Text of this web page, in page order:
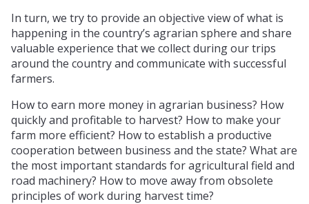
In turn, we try to provide an objective view of what is
happening in the country’s agrarian sphere and share
valuable experience that we collect during our trips
around the country and communicate with successful
farmers.
How to earn more money in agrarian business? How
quickly and profitable to harvest? How to make your
farm more efficient? How to establish a productive
cooperation between business and the state? What are
the most important standards for agricultural field and
road machinery? How to move away from obsolete
principles of work during harvest time?